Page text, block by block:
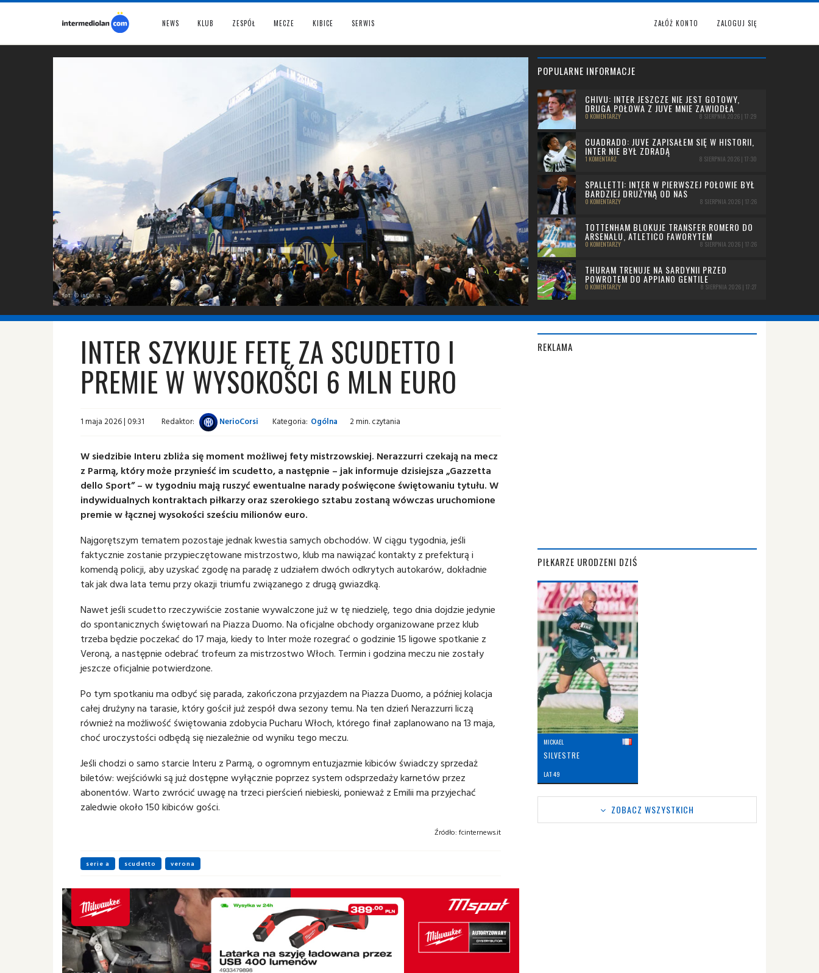
NEWS KLUB ZESPÓŁ MECZE KIBICE SERWIS ZAŁÓŻ KONTO ZALOGUJ SIĘ
fot. © inter.it
POPULARNE INFORMACJE
CHIVU: INTER JESZCZE NIE JEST GOTOWY,
DRUGA POŁOWA Z JUVE MNIE ZAWIODŁA
0 KOMENTARZY 8 SIERPNIA 2026 | 17:29
CUADRADO: JUVE ZAPISAŁEM SIĘ W HISTORII,
INTER NIE BYŁ ZDRADĄ
1 KOMENTARZ 8 SIERPNIA 2026 | 17:30
SPALLETTI: INTER W PIERWSZEJ POŁOWIE BYŁ
BARDZIEJ DRUŻYNĄ OD NAS
0 KOMENTARZY 8 SIERPNIA 2026 | 17:26
TOTTENHAM BLOKUJE TRANSFER ROMERO DO
ARSENALU, ATLETICO FAWORYTEM
0 KOMENTARZY 8 SIERPNIA 2026 | 17:26
THURAM TRENUJE NA SARDYNII PRZED
POWROTEM DO APPIANO GENTILE
0 KOMENTARZY 8 SIERPNIA 2026 | 17:27
INTER SZYKUJE FETĘ ZA SCUDETTO I
PREMIE W WYSOKOŚCI 6 MLN EURO
1 maja 2026 | 09:31 Redaktor: NerioCorsi Kategoria: Ogólna 2 min. czytania
W siedzibie Interu zbliża się moment możliwej fety mistrzowskiej. Nerazzurri czekają na mecz
z Parmą, który może przynieść im scudetto, a następnie – jak informuje dzisiejsza „Gazzetta
dello Sport” – w tygodniu mają ruszyć ewentualne narady poświęcone świętowaniu tytułu. W
indywidualnych kontraktach piłkarzy oraz szerokiego sztabu zostaną wówczas uruchomione
premie w łącznej wysokości sześciu milionów euro.
Najgorętszym tematem pozostaje jednak kwestia samych obchodów. W ciągu tygodnia, jeśli
faktycznie zostanie przypieczętowane mistrzostwo, klub ma nawiązać kontakty z prefekturą i
komendą policji, aby uzyskać zgodę na paradę z udziałem dwóch odkrytych autokarów, dokładnie
tak jak dwa lata temu przy okazji triumfu związanego z drugą gwiazdką.
Nawet jeśli scudetto rzeczywiście zostanie wywalczone już w tę niedzielę, tego dnia dojdzie jedynie
do spontanicznych świętowań na Piazza Duomo. Na oficjalne obchody organizowane przez klub
trzeba będzie poczekać do 17 maja, kiedy to Inter może rozegrać o godzinie 15 ligowe spotkanie z
Veroną, a następnie odebrać trofeum za mistrzostwo Włoch. Termin i godzina meczu nie zostały
jeszcze oficjalnie potwierdzone.
Po tym spotkaniu ma odbyć się parada, zakończona przyjazdem na Piazza Duomo, a później kolacja
całej drużyny na tarasie, który gościł już zespół dwa sezony temu. Na ten dzień Nerazzurri liczą
również na możliwość świętowania zdobycia Pucharu Włoch, którego finał zaplanowano na 13 maja,
choć uroczystości odbędą się niezależnie od wyniku tego meczu.
Jeśli chodzi o samo starcie Interu z Parmą, o ogromnym entuzjazmie kibiców świadczy sprzedaż
biletów: wejściówki są już dostępne wyłącznie poprzez system odsprzedaży karnetów przez
abonentów. Warto zwrócić uwagę na trzeci pierścień niebieski, ponieważ z Emilii ma przyjechać
zaledwie około 150 kibiców gości.
Źródło: fcinternews.it
serie a scudetto verona
REKLAMA
PIŁKARZE URODZENI DZIŚ
MICKAEL
SILVESTRE
LAT: 49
ZOBACZ WSZYSTKICH